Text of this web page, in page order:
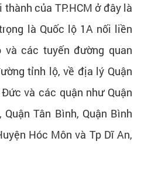
của TP.HCM ở đây là
là Quốc lộ 1A nối liền
các tuyến đường quan
tỉnh lộ, về địa lý Quận
và các quận như Quận
Quận Tân Bình, Quận Bình
Hóc Môn và Tp Dĩ An,